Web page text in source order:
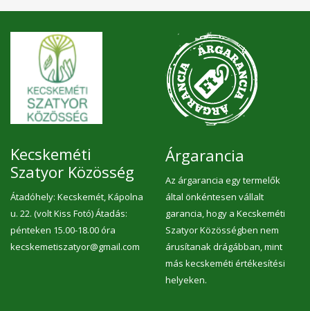
Kecskeméti
Szatyor Közösség
Átadóhely: Kecskemét, Kápolna
u. 22. (volt Kiss Fotó) Átadás:
pénteken 15.00-18.00 óra
kecskemetiszatyor@gmail.com
Árgarancia
Az árgarancia egy termelők
által önkéntesen vállalt
garancia, hogy a Kecskeméti
Szatyor Közösségben nem
árusítanak drágábban, mint
más kecskeméti értékesítési
helyeken.